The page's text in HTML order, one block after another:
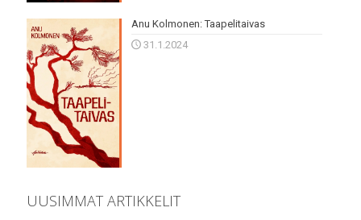
Anu Kolmonen: Taapelitaivas
31.1.2024
UUSIMMAT ARTIKKELIT